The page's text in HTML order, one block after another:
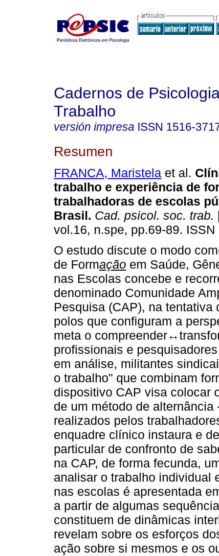
Cadernos de
Trabalho
versión impresa ISSN 1516-
Resumen
FRANCA, Maristela et al.
trabalho e experiência de
trabalhadoras de escolas
Brasil. Cad. psicol. soc. trab.
vol.16, n.spe, pp.69-89. ISSN
O estudo discute o modo
de Formação em Saúde,
nas Escolas concebe e
denominado Comunidade
Pesquisa (CAP), na
polos que configuram a
meta o
profissionais e
em análise, militantes
o trabalho" que combinam
dispositivo CAP visa colocar
de um método de
realizados pelos
enquadre clínico instaura e
particular de confronto de
na CAP, de forma fecunda,
analisar o trabalho individual
nas escolas é apresentada
a partir de algumas
constituem de dinâmicas
revelam sobre os esforços
ação sobre si mesmos e os